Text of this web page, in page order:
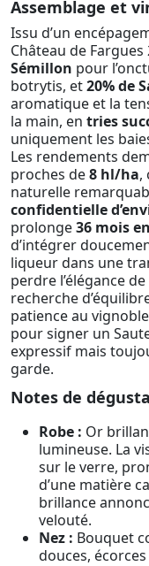
Assemblage et
Issu d’un
Château de
Sémillon pour
botrytis, et20% de
aromatique et la
la main, en tries
uniquement les
Les rendements
proches de8 hl/ha,
naturelle
confidentielle
prolonge36 mois
d’intégrer
liqueur dans une
perdre l’élégance
recherche
patience au vignoble
pour signer un
expressif mais
garde.
Notes de
Robe : Or
lumineuse. La
sur le verre,
d’une matière
brillance
velouté.
Nez : Bouquet
douces,